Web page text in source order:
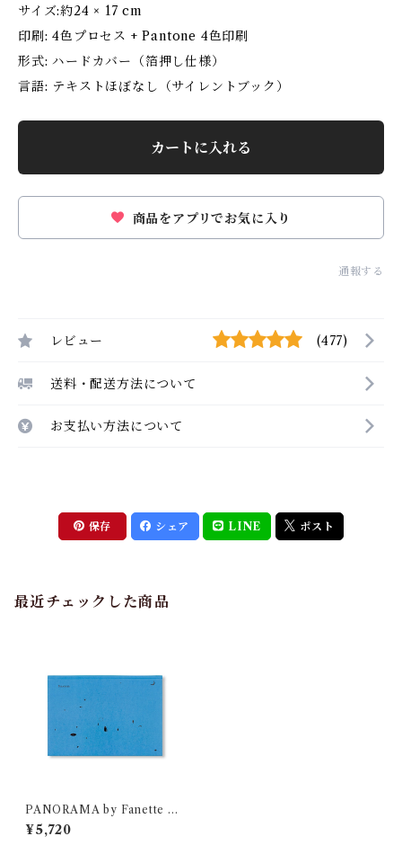
サイズ:約24 × 17 cm
印刷: 4色プロセス + Pantone 4色印刷
形式: ハードカバー（箔押し仕様）
言語: テキストほぼなし（サイレントブック）
カートに入れる
商品をアプリでお気に入り
通報する
レビュー (477)
送料・配送方法について
お支払い方法について
保存 シェア LINE ポスト
最近チェックした商品
PANORAMA by Fanette M
ellier
¥5,720